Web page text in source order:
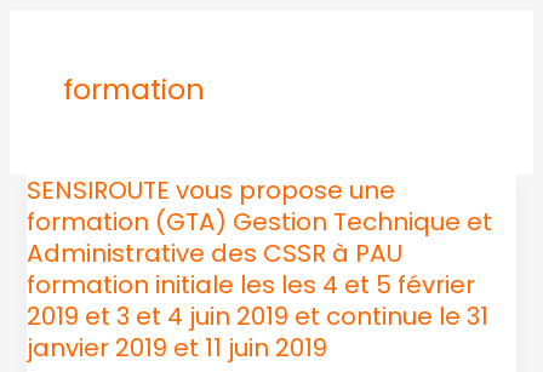
formation
SENSIROUTE vous propose une
formation (GTA) Gestion Technique et
Administrative des CSSR à PAU
formation initiale les les 4 et 5 février
2019 et 3 et 4 juin 2019 et continue le 31
janvier 2019 et 11 juin 2019
SENSIROUTE
vous
propose
une
formation
(GTA)